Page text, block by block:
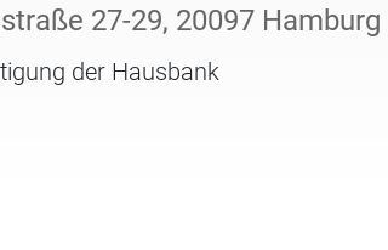
27-29, 20097 Hamburg
der Hausbank